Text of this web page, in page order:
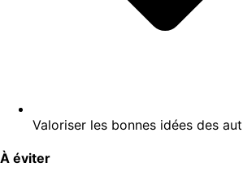
Valoriser les bonnes idées des
À éviter